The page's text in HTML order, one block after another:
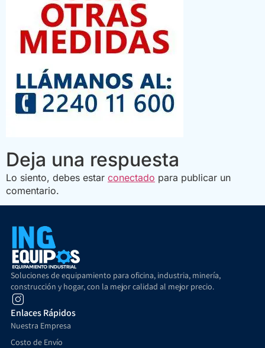
Deja una respuesta
Lo siento, debes estar conectado para publicar un
comentario.
Soluciones de equipamiento para oficina, industria, minería,
construcción y hogar, con la mejor calidad al mejor precio.
Enlaces Rápidos
Nuestra Empresa
Costo de Envío